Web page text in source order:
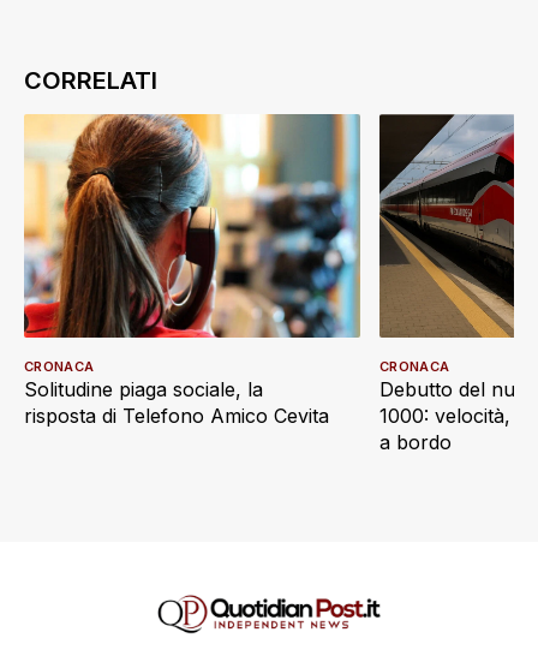
Solitudine piaga sociale, la
risposta di Telefono Amico Cevita
CRONACA
Debutto del
1000: velocità,
a bordo
CRONACA